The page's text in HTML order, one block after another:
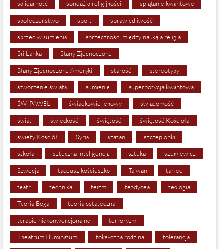
solidarność sondaż o religijności splątanie kwantowe
społeczeństwo sport sprawiedliwość
sprzeciw sumienia sprzeczności między nauką a religią
Sri Lanka Stany Zjednoczone
Stany Zjednoczone Ameryki starość stereotypy
stworzenie świata sumienie superpozycja kwantowa
ŚW. PAWEŁ świadkowie jehowy świadomość
świat świeckość świętość świętość Kościoła
święty Kościół Syria szatan szczepionki
szkoła sztuczna inteligencja sztuka szumlewicz
Szwecja tadeusz kościuszko Tajwan taniec
teatr technika teizm teodycea teologia
Teoria Boga teoria ostateczna
terapie niekonwencjonalne terroryzm
Theatrum Illuminatum toksyczna rodzina tolerancja